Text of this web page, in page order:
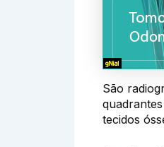
São
tecidos